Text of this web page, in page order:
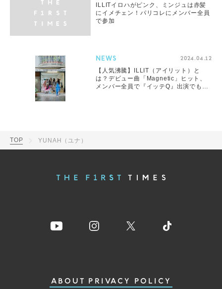
ILLITイロハがピンク、ミンジュは赤髪
にイメチェン！パリコレにメンバー全員
で参加
NEWS 2024.04.12
【人気沸騰】ILLIT（アイリット）と
は？デビュー曲「Magnetic」ヒット、
メンバー全員で『イッテQ』出演でも話
TOP YUNAH（ユナ）
ABOUT PRIVACY POLICY